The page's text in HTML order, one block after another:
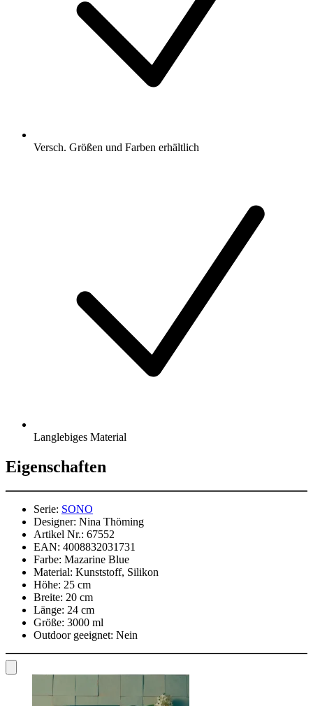
Versch. Größen und Farben erhältlich
Langlebiges Material
Eigenschaften
Serie: SONO
Designer: Nina Thöming
Artikel Nr.: 67552
EAN: 4008832031731
Farbe: Mazarine Blue
Material: Kunststoff, Silikon
Höhe: 25 cm
Breite: 20 cm
Länge: 24 cm
Größe: 3000 ml
Outdoor geeignet: Nein